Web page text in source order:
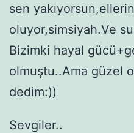
sen
oluyor,simsiyah.Ve
Bizimki hayal
olmuştu..Ama güzel
dedim:))
Sevgiler..